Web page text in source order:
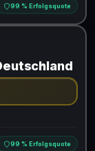
99 % Erfolgsquote
99 % Erfolgsquote